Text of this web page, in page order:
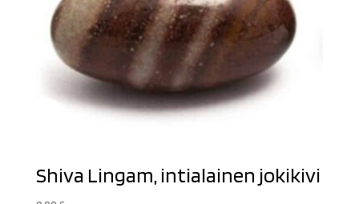
Shiva Lingam, intialainen jokikivi